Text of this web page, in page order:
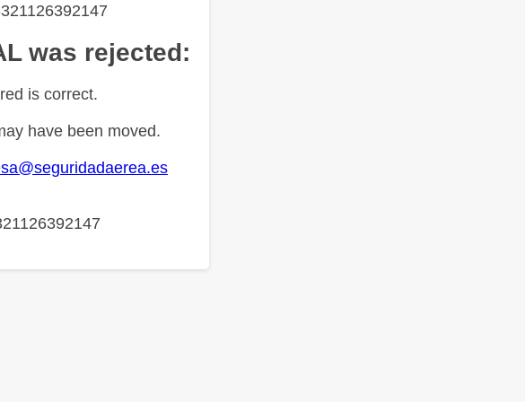
was rejected:
is correct.
have been moved.